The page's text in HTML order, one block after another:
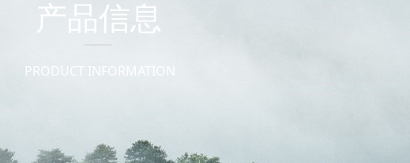
产品信息
PRODUCT INFORMATION